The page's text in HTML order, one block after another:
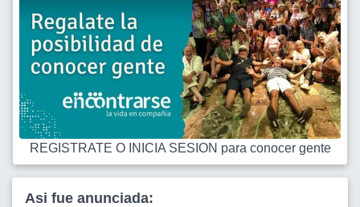
REGISTRATE O INICIA SESION para conocer gente
Asi fue anunciada: